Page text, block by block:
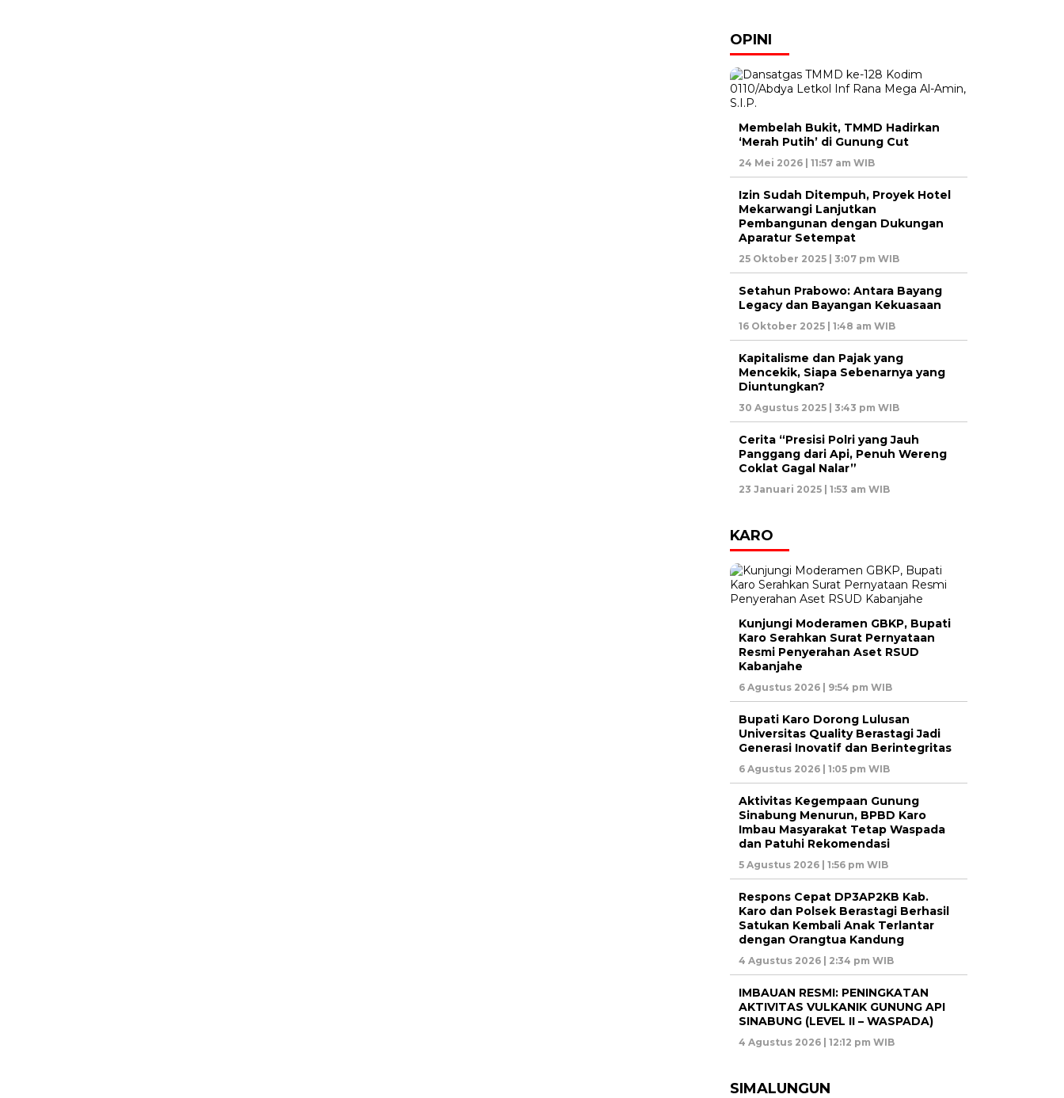
OPINI
Membelah Bukit, TMMD Hadirkan
‘Merah Putih’ di Gunung Cut
24 Mei 2026 | 11:57 am WIB
Izin Sudah Ditempuh, Proyek Hotel
Mekarwangi Lanjutkan
Pembangunan dengan Dukungan
Aparatur Setempat
25 Oktober 2025 | 3:07 pm WIB
Setahun Prabowo: Antara Bayang
Legacy dan Bayangan Kekuasaan
16 Oktober 2025 | 1:48 am WIB
Kapitalisme dan Pajak yang
Mencekik, Siapa Sebenarnya yang
Diuntungkan?
30 Agustus 2025 | 3:43 pm WIB
Cerita “Presisi Polri yang Jauh
Panggang dari Api, Penuh Wereng
Coklat Gagal Nalar”
23 Januari 2025 | 1:53 am WIB
KARO
Kunjungi Moderamen GBKP, Bupati
Karo Serahkan Surat Pernyataan
Resmi Penyerahan Aset RSUD
Kabanjahe
6 Agustus 2026 | 9:54 pm WIB
Bupati Karo Dorong Lulusan
Universitas Quality Berastagi Jadi
Generasi Inovatif dan Berintegritas
6 Agustus 2026 | 1:05 pm WIB
Aktivitas Kegempaan Gunung
Sinabung Menurun, BPBD Karo
Imbau Masyarakat Tetap Waspada
dan Patuhi Rekomendasi
5 Agustus 2026 | 1:56 pm WIB
Respons Cepat DP3AP2KB Kab.
Karo dan Polsek Berastagi Berhasil
Satukan Kembali Anak Terlantar
dengan Orangtua Kandung
4 Agustus 2026 | 2:34 pm WIB
IMBAUAN RESMI: PENINGKATAN
AKTIVITAS VULKANIK GUNUNG API
SINABUNG (LEVEL II – WASPADA)
4 Agustus 2026 | 12:12 pm WIB
SIMALUNGUN